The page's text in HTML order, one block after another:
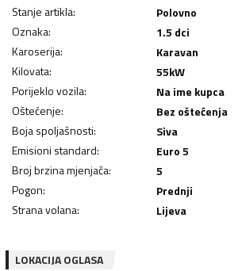
Stanje artikla:
Polovno
Oznaka:
1.5 dci
Karoserija:
Karavan
Kilovata: 55kW
Porijeklo vozila:
Na ime kupca
Oštećenje:
Bez oštećenja
Boja spoljašnosti:
Siva
Emisioni standard:
Euro 5
Broj brzina mjenjača:
5
Pogon:
Prednji
Strana volana: Lijeva
LOKACIJA OGLASA